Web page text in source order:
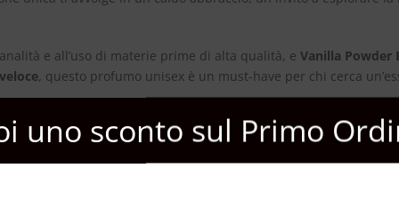
e all’uso di materie prime di alta qualità, e Vanilla Powder
, questo profumo unisex è un must-have per chi cerca
Premiere Vanilla Powderne è rimasto affascinato, lodando
te o un regalo speciale, questo
uno sconto sul Primo